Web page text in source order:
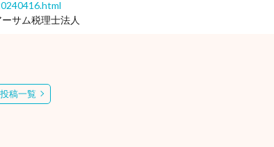
サム税理士法人
投稿一覧